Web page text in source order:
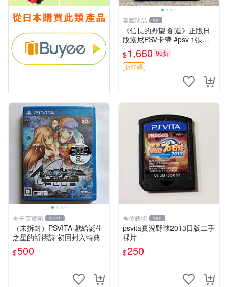
嘉藏珍品 12
《信長的野望 創造》正版日
版索尼PSV卡帶 #psv 1張，
同時購第二張起可減張， 成
色如圖，原相機拍攝，一卡一
拍，因相機，光線環境等因
$1,660 95折
折扣碼
夫子百寶箱 1771
（未拆封）PSVITA 獻給誕生
之星的祈禱詩 初回封入特典
$500
神佑藝術 180
psvita實況野球2013日版二手
裸片
$250